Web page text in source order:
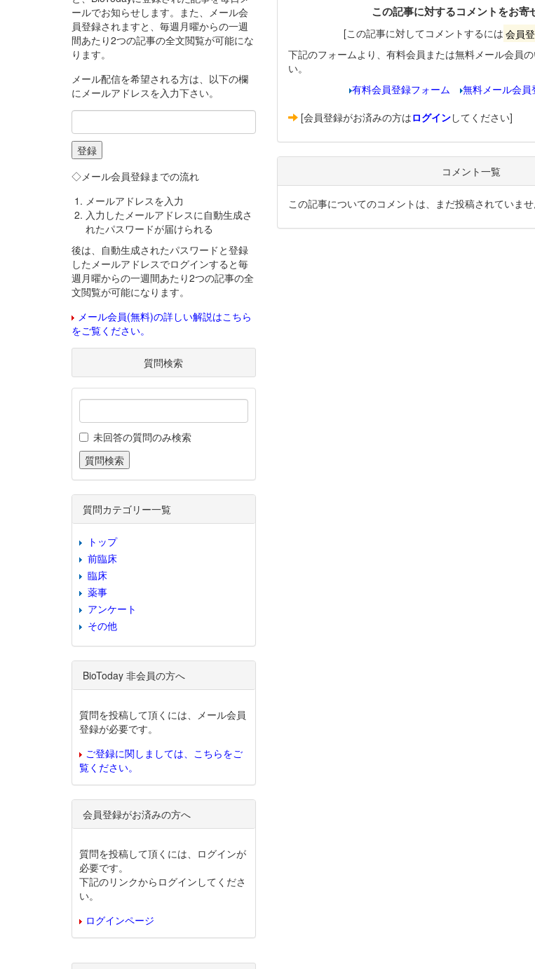
この記事に対するコメントをお寄
[この記事に対してコメントするには 会員
下記のフォームより、有料会員または無料メール会員
い。
有料会員登録フォーム
無料メール会員
[会員登録がお済みの方はログインしてください]
コメント一覧
この記事についてのコメントは、まだ投稿されていませ
ールでお知らせします。また、メール会
員登録されますと、毎週月曜からの一週
間あたり2つの記事の全文閲覧が可能にな
ります。
メール配信を希望される方は、以下の欄
にメールアドレスを入力下さい。
◇メール会員登録までの流れ
メールアドレスを入力
入力したメールアドレスに自動生成さ
れたパスワードが届けられる
後は、自動生成されたパスワードと登録
したメールアドレスでログインすると毎
週月曜からの一週間あたり2つの記事の全
文閲覧が可能になります。
メール会員(無料)の詳しい解説はこちら
をご覧ください。
質問検索
未回答の質問のみ検索
質問カテゴリー一覧
トップ
前臨床
臨床
薬事
アンケート
その他
BioToday 非会員の方へ
質問を投稿して頂くには、メール会員
登録が必要です。
ご登録に関しましては、こちらをご
覧ください。
会員登録がお済みの方へ
質問を投稿して頂くには、ログインが
必要です。
下記のリンクからログインしてくださ
い。
ログインページ